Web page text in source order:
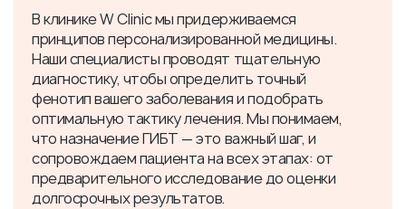
В клинике W Clinic мы придерживаемся
принципов персонализированной медицины.
Наши специалисты проводят тщательную
диагностику, чтобы определить точный
фенотип вашего заболевания и подобрать
оптимальную тактику лечения. Мы понимаем,
что назначение ГИБТ — это важный шаг, и
сопровождаем пациента на всех этапах: от
предварительного исследование до оценки
долгосрочных результатов.